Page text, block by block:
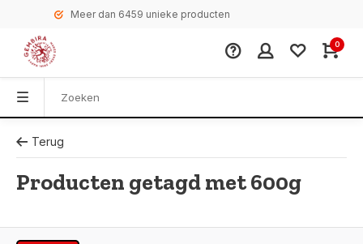
Meer dan 6459 unieke producten
0
Terug
Producten getagd met 600g